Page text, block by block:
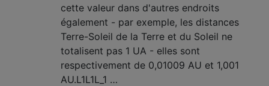
cette valeur dans d'autres endroits
également - par exemple, les distances
Terre-Soleil de la Terre et du Soleil ne
totalisent pas 1 UA - elles sont
respectivement de 0,01009 AU et 1,001
AU.L1L1L_1 …